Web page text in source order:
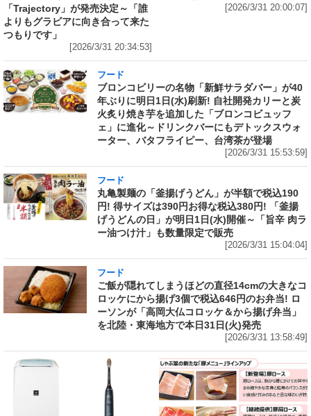
「Trajectory」が発売決定～「誰
よりもグラビアに向き合って来た
つもりです」
[2026/3/31 20:34:53]
[2026/3/31 20:00:07]
フード
ブロンコビリーの名物「新鮮サラダバー」が40
年ぶりに明日1日(水)刷新! 自社開発カリーと炭
火炙り焼き芋を追加した「ブロンコビュッフ
ェ」に進化～ドリンクバーにもデトックスウォ
ーター、バタフライピー、台湾茶が登場
[2026/3/31 15:53:59]
フード
丸亀製麺の「釜揚げうどん」が半額で税込190
円! 得サイズは390円お得な税込380円! 「釜揚
げうどんの日」が明日1日(水)開催～「旨辛 肉ラ
ー油つけ汁」も数量限定で販売
[2026/3/31 15:04:04]
フード
ご飯が隠れてしまうほどの直径14cmの大きなコ
ロッケにから揚げ3個で税込646円のお弁当! ロ
ーソンが「高岡大仏コロッケ＆から揚げ弁当」
を北陸・東海地方で本日31日(火)発売
[2026/3/31 13:58:49]